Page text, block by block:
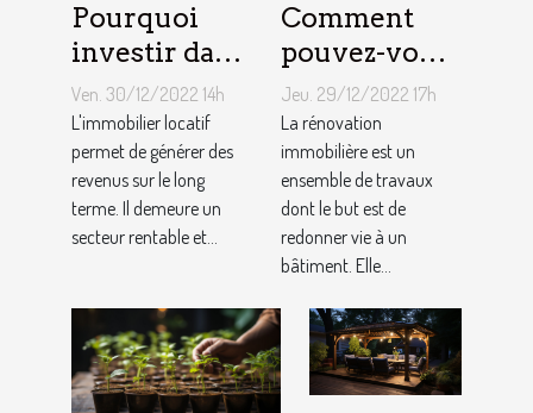
Pourquoi
investir dans
l'immobilier
?
Ven. 30/12/2022 14h
L'immobilier locatif
permet de générer des
revenus sur le long
terme. Il demeure un
secteur rentable et...
Comment
pouvez-vous
faire une
rénovation
immobilière
?
Jeu. 29/12/2022 17h
La rénovation
immobilière est un
ensemble de travaux
dont le but est de
redonner vie à un
bâtiment. Elle...